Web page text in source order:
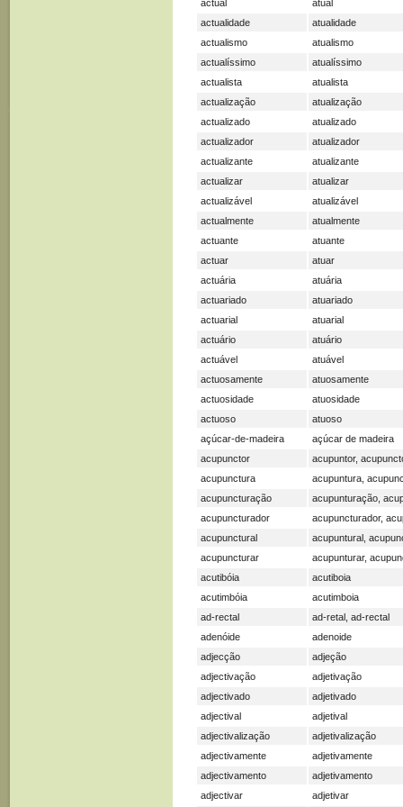
actual
atual
actualidade
atualidade
actualismo
atualismo
actualíssimo
atualíssimo
actualista
atualista
actualização
atualização
actualizado
atualizado
actualizador
atualizador
actualizante
atualizante
actualizar
atualizar
actualizável
atualizável
actualmente
atualmente
actuante
atuante
actuar
atuar
actuária
atuária
actuariado
atuariado
actuarial
atuarial
actuário
atuário
actuável
atuável
actuosamente
atuosamente
actuosidade
atuosidade
actuoso
atuoso
açúcar-de-madeira
açúcar de madeira
acupunctor
acupuntor,
acupunctura
acupuntura,
acupuncturação
acupunturação,
acupuncturador
acupuncturador,
acupunctural
acupuntural,
acupuncturar
acupunturar,
acutibóia
acutiboia
acutimbóia
acutimboia
ad-rectal
ad-retal, ad-rectal
adenóide
adenoide
adjecção
adjeção
adjectivação
adjetivação
adjectivado
adjetivado
adjectival
adjetival
adjectivalização
adjetivalização
adjectivamente
adjetivamente
adjectivamento
adjetivamento
adjectivar
adjetivar